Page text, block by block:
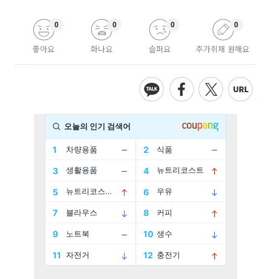
좋아요
0
화나요
0
슬퍼요
0
추가취재 원해요
0